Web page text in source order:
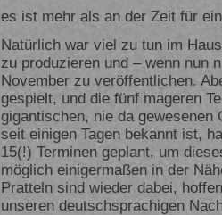
es ist mehr als an der Zeit für
Natürlich war viel zu tun im
zu produzieren und – wenn nun
November zu veröffentlichen.
gespielt, und die fünf mageren
gigantischen, nie da gewesenen
seit einigen Tagen bekannt ist,
15(!) Terminen geplant, um
möglich einigermaßen in der
Pratteln sind wieder dabei,
unseren deutschsprachigen